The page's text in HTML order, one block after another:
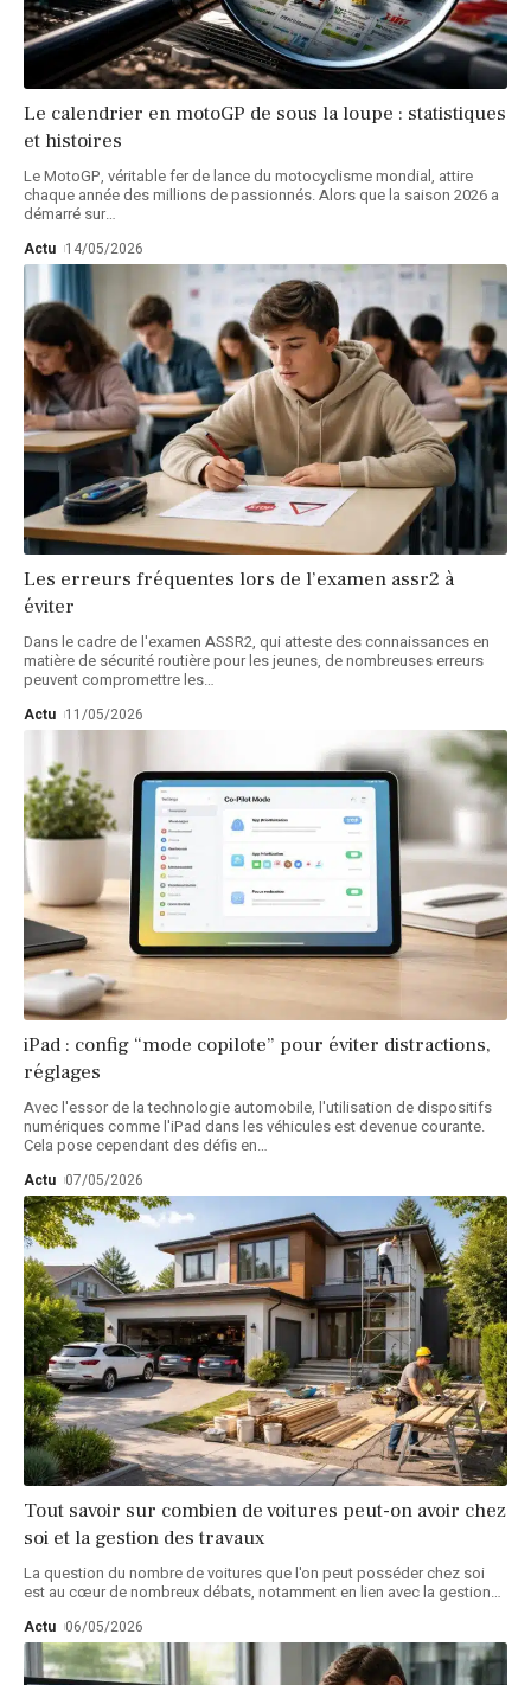
Le calendrier en motoGP de sous la loupe : statistiques
et histoires
Le MotoGP, véritable fer de lance du motocyclisme mondial, attire
chaque année des millions de passionnés. Alors que la saison 2026 a
démarré sur…
Actu 14/05/2026
Les erreurs fréquentes lors de l’examen assr2 à
éviter
Dans le cadre de l'examen ASSR2, qui atteste des connaissances en
matière de sécurité routière pour les jeunes, de nombreuses erreurs
peuvent compromettre les…
Actu 11/05/2026
iPad : config “mode copilote” pour éviter distractions,
réglages
Avec l'essor de la technologie automobile, l'utilisation de dispositifs
numériques comme l'iPad dans les véhicules est devenue courante.
Cela pose cependant des défis en…
Actu 07/05/2026
Tout savoir sur combien de voitures peut-on avoir chez
soi et la gestion des travaux
La question du nombre de voitures que l'on peut posséder chez soi
est au cœur de nombreux débats, notamment en lien avec la gestion…
Actu 06/05/2026